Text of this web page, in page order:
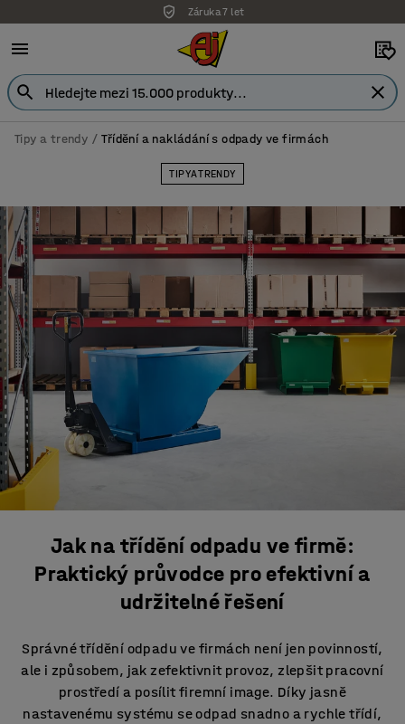
Záruka 7 let
Tipy a trendy Třídění a nakládání s odpady ve firmách
TIPY A TRENDY
Jak na třídění odpadu ve firmě:
Praktický průvodce pro efektivní a
udržitelné řešení
Správné třídění odpadu ve firmách není jen povinností,
ale i způsobem, jak zefektivnit provoz, zlepšit pracovní
prostředí a posílit firemní image. Díky jasně
nastavenému systému se odpad snadno a rychle třídí,